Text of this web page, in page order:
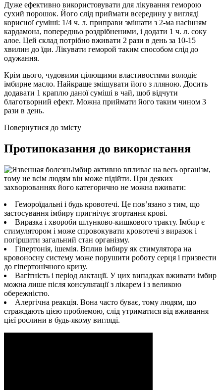
Дуже ефективно використовувати для лікування геморою
сухий порошок. Його слід приймати всередину у вигляді
корисної суміші: 1/4 ч. л. приправи змішати з 2-ма насінням
кардамона, попередньо роздрібненими, і додати 1 ч. л. соку
алое. Цей склад потрібно вживати 2 рази в день за 10-15
хвилин до їди. Лікувати геморой таким способом слід до
одужання.
Крім цього, чудовими цілющими властивостями володіє
імбирне масло. Найкраще змішувати його з лляною. Досить
додавати 1 краплю даної суміші в чай, щоб відчути
благотворний ефект. Можна приймати його таким чином 3
рази в день.
Повернутися до змісту
Протипоказання до використання
Імбир активно впливає на весь організм,
тому не всім людям він може підійти. При деяких
захворюваннях його категорично не можна вживати:
Гемороїдальні і будь кровотечі. Це пов’язано з тим, що
застосування імбиру пригнічує згортання крові.
Виразка і хвороби шлунково-кишкового тракту. Імбир є
стимулятором і може спровокувати кровотечі з виразок і
погіршити загальний стан організму.
Гіпертонія, ішемія. Вплив імбиру як стимулятора на
кровоносну систему може порушити роботу серця і призвести
до гіпертонічного кризу.
Вагітність і період лактації. У цих випадках вживати імбир
можна лише після консультації з лікарем і з великою
обережністю.
Алергічна реакція. Вона часто буває, тому людям, що
страждають цією проблемою, слід утриматися від вживання
цієї рослини в будь-якому вигляді.